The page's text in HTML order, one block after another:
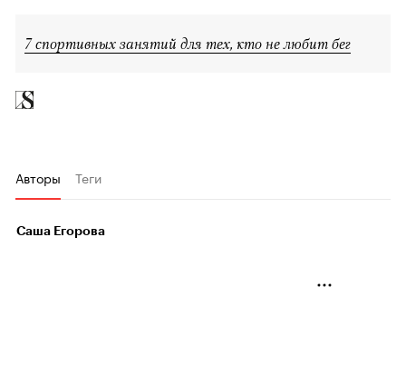
7 спортивных занятий для тех, кто не любит бег
Авторы Теги
Саша Егорова